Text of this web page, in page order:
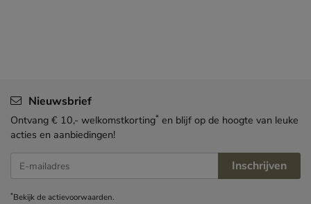
Nieuwsbrief
Ontvang € 10,- welkomstkorting* en blijf op de hoogte van leuke
acties en aanbiedingen!
E-mailadres Inschrijven
*Bekijk deactievoorwaarden.